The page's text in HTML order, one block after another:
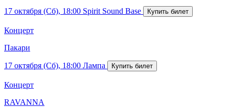
17 октября (Сб), 18:00 Spirit Sound Base
Концерт
Пакари
17 октября (Сб), 18:00 Лампа
Концерт
RAVANNA